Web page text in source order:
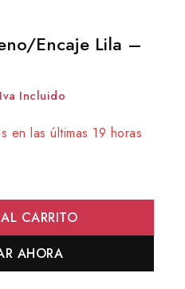
Encaje Lila –
Iva Incluido
en las últimas 19 horas
CARRITO
AHORA